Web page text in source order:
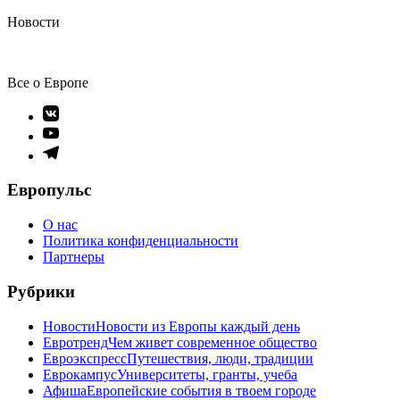
Новости
Все о Европе
Элемент
меню
Элемент
меню
Элемент
Европульс
О нас
Политика конфиденциальности
Партнеры
Рубрики
НовостиНовости из Европы каждый день
ЕвротрендЧем живет современное общество
ЕвроэкспрессПутешествия, люди, традиции
ЕврокампусУниверситеты, гранты, учеба
АфишаЕвропейские события в твоем городе